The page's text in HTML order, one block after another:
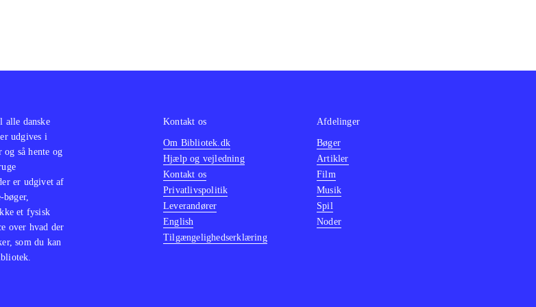
alle danske
udgives i
så hente og
er udgivet af
et fysisk
over hvad der
som du kan
Kontakt os
Om Bibliotek.dk
Hjælp og vejledning
Kontakt os
Privatlivspolitik
Leverandører
English
Tilgængelighedserklæring
Afdelinger
Bøger
Artikler
Film
Musik
Spil
Noder